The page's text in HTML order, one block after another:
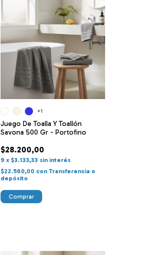
Juego De Toalla Y Toallón
Savona 500 Gr - Portofino
$28.200,00
9 x $3.133,33 sin interés
$22.560,00 con Transferencia o
depósito
+1
Comprar